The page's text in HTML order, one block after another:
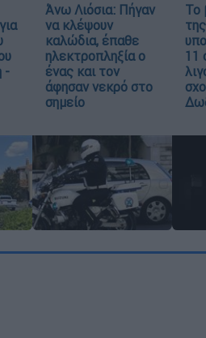
-
Άνω Λιόσια: Πήγαν
να κλέψουν
καλώδια, έπαθε
ηλεκτροπληξία ο
ένας και τον
άφησαν νεκρό στο
σημείο
Το
της
11